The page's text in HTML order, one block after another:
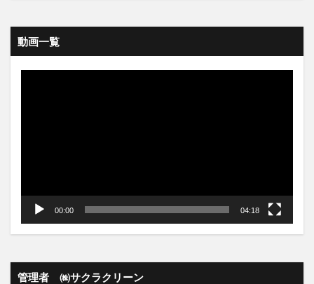
動画一覧
動
00:00 04:18
管理者 ㈱サクラクリーン